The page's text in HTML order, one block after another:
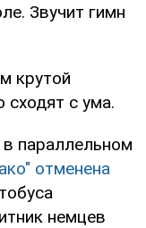
Звучит гимн
крутой
с ума.
параллельном
отменена
немцев